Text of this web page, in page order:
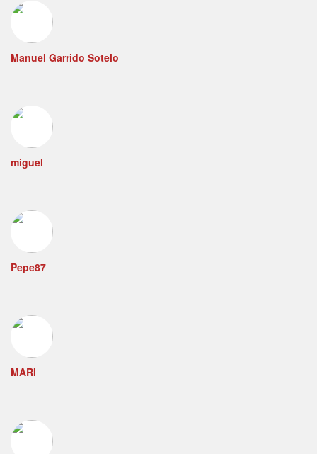
Manuel Garrido Sotelo
miguel
Pepe87
MARI